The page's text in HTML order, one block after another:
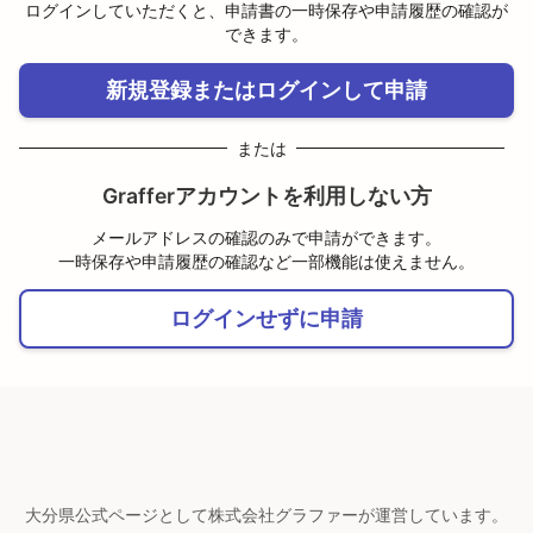
ログインしていただくと、申請書の一時保存や申請履歴の確認が
できます。
新規登録またはログインして申請
または
Grafferアカウントを利用しない方
メールアドレスの確認のみで申請ができます。
一時保存や申請履歴の確認など一部機能は使えません。
ログインせずに申請
大分県公式ページとして株式会社グラファーが運営しています。